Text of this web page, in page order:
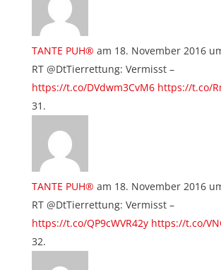
TANTE PUH® am 18. November 2016
RT @DtTierrettung: Vermisst –
https://t.co/DVdwm3CvM6 https://t.co/
TANTE PUH® am 18. November 2016
RT @DtTierrettung: Vermisst –
https://t.co/QP9cWVR42y https://t.co/